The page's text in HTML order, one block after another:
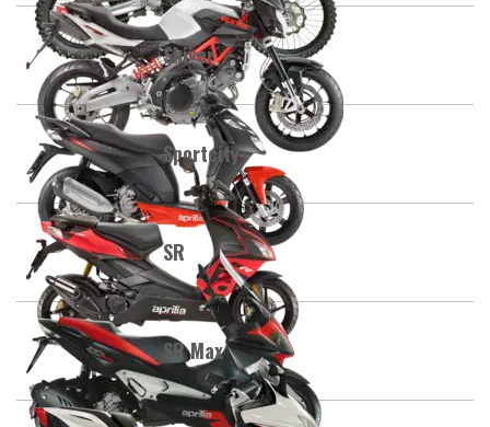
Shiver
Sportcity
SR
SR Max